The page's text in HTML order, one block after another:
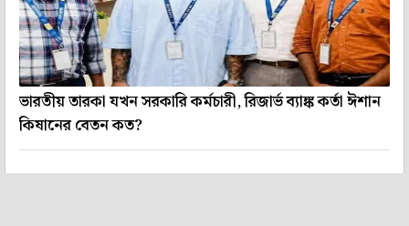
ভারতীয় তারকা যখন সরকারি কর্মচারী, রিজার্ভ ব্যাঙ্ক কর্তা ঈশান
কিষানের বেতন কত?